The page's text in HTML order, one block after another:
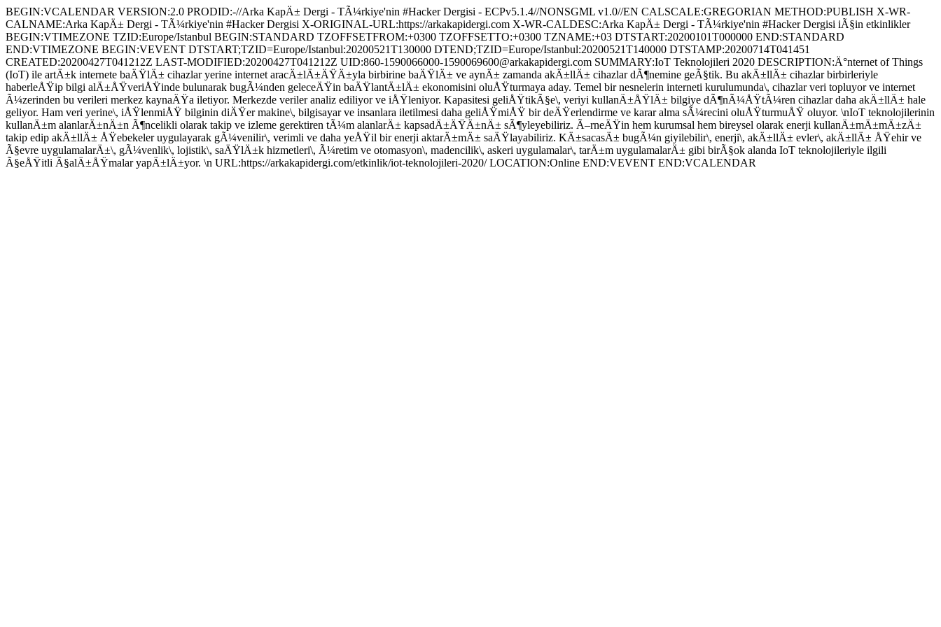
BEGIN:VCALENDAR VERSION:2.0 PRODID:-//Arka KapÄ± Dergi - TÃ¼rkiye'nin #Hacker Dergisi - ECPv5.1.4//NONSGML v1.0//EN CALSCALE:GREGORIAN METHOD:PUBLISH X-WR-
CALNAME:Arka KapÄ± Dergi - TÃ¼rkiye'nin #Hacker Dergisi X-ORIGINAL-URL:https://arkakapidergi.com X-WR-CALDESC:Arka KapÄ± Dergi - TÃ¼rkiye'nin #Hacker Dergisi iÃ§in etkinlikler
BEGIN:VTIMEZONE TZID:Europe/Istanbul BEGIN:STANDARD TZOFFSETFROM:+0300 TZOFFSETTO:+0300 TZNAME:+03 DTSTART:20200101T000000 END:STANDARD
END:VTIMEZONE BEGIN:VEVENT DTSTART;TZID=Europe/Istanbul:20200521T130000 DTEND;TZID=Europe/Istanbul:20200521T140000 DTSTAMP:20200714T041451
CREATED:20200427T041212Z LAST-MODIFIED:20200427T041212Z UID:860-1590066000-1590069600@arkakapidergi.com SUMMARY:IoT Teknolojileri 2020 DESCRIPTION:Ä°nternet of Things
(IoT) ile artÄ±k internete baÄŸlÄ± cihazlar yerine internet aracÄ±lÄ±ÄŸÄ±yla birbirine baÄŸlÄ± ve aynÄ± zamanda akÄ±llÄ± cihazlar dÃ¶nemine geÃ§tik. Bu akÄ±llÄ± cihazlar birbirleriyle
haberleÅŸip bilgi alÄ±ÅŸveriÅŸinde bulunarak bugÃ¼nden geleceÄŸin baÄŸlantÄ±lÄ± ekonomisini oluÅŸturmaya aday. Temel bir nesnelerin interneti kurulumunda\, cihazlar veri topluyor ve internet
Ã¼zerinden bu verileri merkez kaynaÄŸa iletiyor. Merkezde veriler analiz ediliyor ve iÅŸleniyor. Kapasitesi geliÅŸtikÃ§e\, veriyi kullanÄ±ÅŸlÄ± bilgiye dÃ¶nÃ¼ÅŸtÃ¼ren cihazlar daha akÄ±llÄ± hale
geliyor. Ham veri yerine\, iÅŸlenmiÅŸ bilginin diÄŸer makine\, bilgisayar ve insanlara iletilmesi daha geliÅŸmiÅŸ bir deÄŸerlendirme ve karar alma sÃ¼recini oluÅŸturmuÅŸ oluyor. \nIoT teknolojilerinin
kullanÄ±m alanlarÄ±nÄ±n Ã¶ncelikli olarak takip ve izleme gerektiren tÃ¼m alanlarÄ± kapsadÄ±ÄŸÄ±nÄ± sÃ¶yleyebiliriz. Ã–rneÄŸin hem kurumsal hem bireysel olarak enerji kullanÄ±mÄ±mÄ±zÄ±
takip edip akÄ±llÄ± ÅŸebekeler uygulayarak gÃ¼venilir\, verimli ve daha yeÅŸil bir enerji aktarÄ±mÄ± saÄŸlayabiliriz. KÄ±sacasÄ± bugÃ¼n giyilebilir\, enerji\, akÄ±llÄ± evler\, akÄ±llÄ± ÅŸehir ve
Ã§evre uygulamalarÄ±\, gÃ¼venlik\, lojistik\, saÄŸlÄ±k hizmetleri\, Ã¼retim ve otomasyon\, madencilik\, askeri uygulamalar\, tarÄ±m uygulamalarÄ± gibi birÃ§ok alanda IoT teknolojileriyle ilgili
Ã§eÅŸitli Ã§alÄ±ÅŸmalar yapÄ±lÄ±yor. \n URL:https://arkakapidergi.com/etkinlik/iot-teknolojileri-2020/ LOCATION:Online END:VEVENT END:VCALENDAR